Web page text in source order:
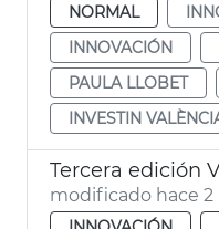
NORMAL
INNOVACIÓN
PAULA LLOBET
INVESTIN
Tercera edición
modificado hace 2